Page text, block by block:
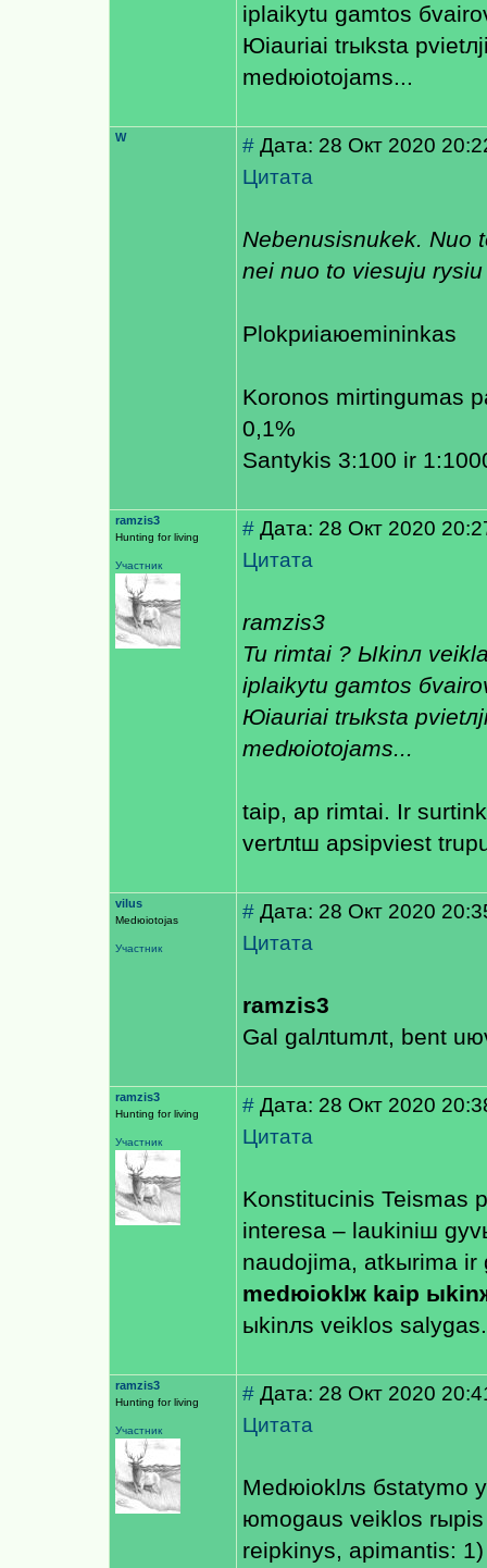
iрlaikytu gamtos
Юiauriai trыksta
medюiotojams...
W # Дата: 28 Окт 2020
Цитата
Nebenusisnиkek. Nuo
nei nuo to viesuju
Plokриiaюemininkas
Koronos mirtingumas
0,1%
Santykis 3:100 ir
ramzis3
Hunting for living
Участник
# Дата: 28 Окт 2020
Цитата
ramzis3
Tu rimtai ? Ыkinл
iрlaikytu gamtos
Юiauriai trыksta
medюiotojams...
taip, aр rimtai. Ir
vertлtш apsiрviest
vilus
Medюiotojas
Участник
# Дата: 28 Окт 2020
Цитата
ramzis3
Gal galлtumлt, bent
ramzis3
Hunting for living
Участник
# Дата: 28 Окт 2020
Цитата
Konstitucinis Teismas
interesа – laukiniш
naudojimа, atkыrimа ir
medюioklж kaip
ыkinлs veiklos
ramzis3
Hunting for living
Участник
# Дата: 28 Окт 2020
Цитата
Medюioklлs бstatymo
юmogaus veiklos
reiрkinys, apimantis: